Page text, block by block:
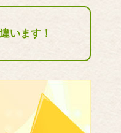
います！